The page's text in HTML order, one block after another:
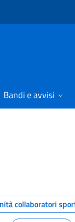
Bandi e avvisi
lo sport
collaboratori